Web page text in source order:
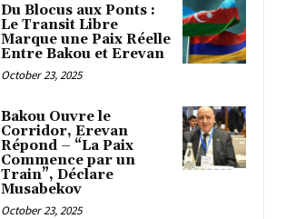
Du Blocus aux Ponts :
Le Transit Libre
Marque une Paix Réelle
Entre Bakou et Erevan
October 23, 2025
Bakou Ouvre le
Corridor, Erevan
Répond – “La Paix
Commence par un
Train”, Déclare
Musabekov
October 23, 2025